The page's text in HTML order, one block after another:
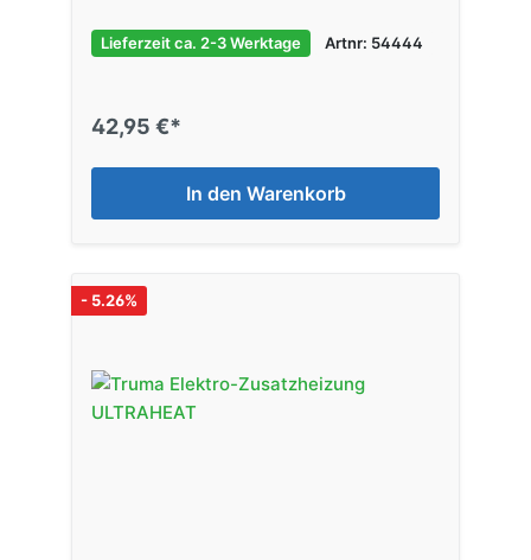
Lieferzeit ca. 2-3 Werktage Artnr: 54444
42,95 €*
In den Warenkorb
- 5.26%